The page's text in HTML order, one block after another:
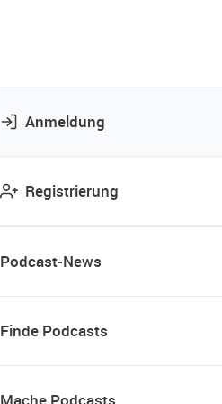
Anmeldung
Registrierung
Podcast-News
Finde Podcasts